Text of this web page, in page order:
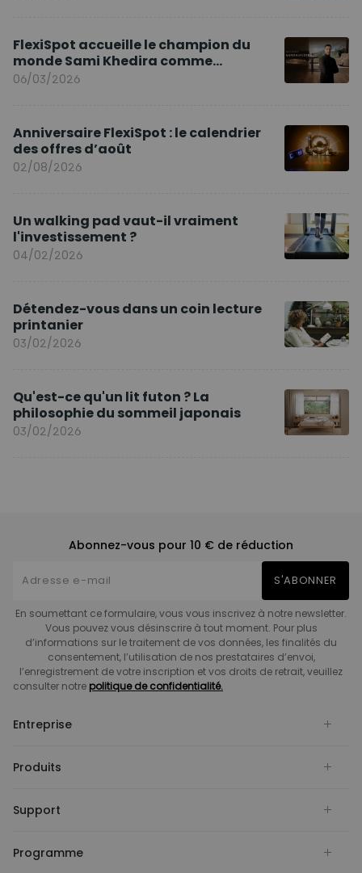
FlexiSpot accueille le champion du
monde Sami Khedira comme
ambassadeur de la marque en Europe
06/03/2026
Anniversaire FlexiSpot : le calendrier
des offres d’août
02/08/2026
Un walking pad vaut-il vraiment
l'investissement ?
04/02/2026
Détendez-vous dans un coin lecture
printanier
03/02/2026
Qu'est-ce qu'un lit futon ? La
philosophie du sommeil japonais
03/02/2026
Abonnez-vous pour 10 € de réduction
S'ABONNER
En soumettant ce formulaire, vous vous inscrivez à notre newsletter.
Vous pouvez vous désinscrire à tout moment. Pour plus
d’informations sur le traitement de vos données, les finalités du
consentement, l’utilisation de nos prestataires d’envoi,
l’enregistrement de votre inscription et vos droits de retrait, veuillez
consulter notre politique de confidentialité.
Entreprise
Produits
Support
Programme